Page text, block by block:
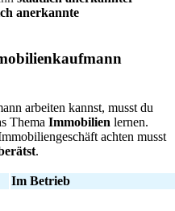
anerkannte
arbeiten kannst, musst du
Thema Immobilien lernen.
achten musst
.
Im Betrieb